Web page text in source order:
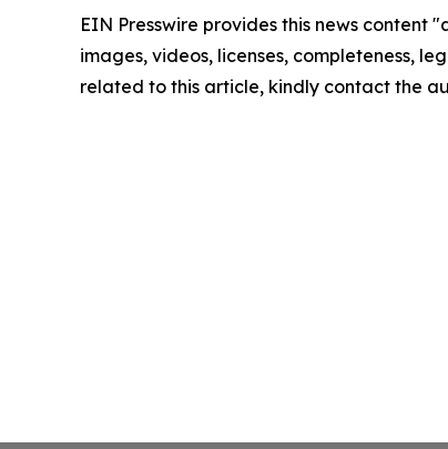
EIN Presswire provides this news
images, videos, licenses, completeness,
related to this article, kindly contact the